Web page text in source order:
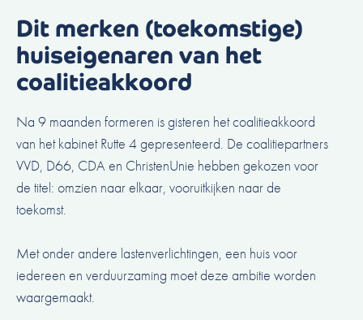
Dit merken (toekomstige)
huiseigenaren van het
coalitieakkoord
Na 9 maanden formeren is gisteren het coalitieakkoord
van het kabinet Rutte 4 gepresenteerd. De coalitiepartners
VVD, D66, CDA en ChristenUnie hebben gekozen voor
de titel: omzien naar elkaar, vooruitkijken naar de
toekomst.
Met onder andere lastenverlichtingen, een huis voor
iedereen en verduurzaming moet deze ambitie worden
waargemaakt.